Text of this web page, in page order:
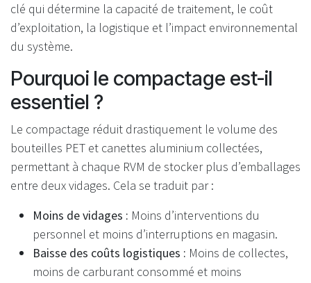
clé qui détermine la capacité de traitement, le coût
d’exploitation, la logistique et l’impact environnemental
du système.
Pourquoi le compactage est-il
essentiel ?
Le compactage réduit drastiquement le volume des
bouteilles PET et canettes aluminium collectées,
permettant à chaque RVM de stocker plus d’emballages
entre deux vidages. Cela se traduit par :
Moins de vidages : Moins d’interventions du
personnel et moins d’interruptions en magasin.
Baisse des coûts logistiques : Moins de collectes,
moins de carburant consommé et moins